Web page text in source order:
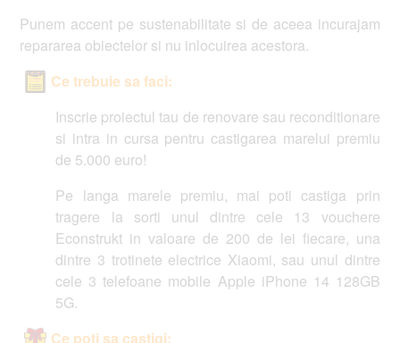
Punem accent pe sustenabilitate si de aceea incurajam
repararea obiectelor si nu inlocuirea acestora.
Ce trebuie sa faci:
Inscrie proiectul tau de renovare sau reconditionare
si intra in cursa pentru castigarea marelui premiu
de 5.000 euro!
Pe langa marele premiu, mai poti castiga prin
tragere la sorti unul dintre cele 13 vouchere
Econstrukt in valoare de 200 de lei fiecare, una
dintre 3 trotinete electrice Xiaomi, sau unul dintre
cele 3 telefoane mobile Apple iPhone 14 128GB
5G.
Ce poti sa castigi: